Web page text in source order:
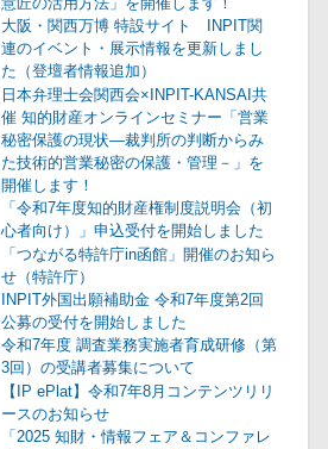
大阪・関西万博 特設サイト INPIT関
連のイベント・展示情報を更新しまし
た（登壇者情報追加）
日本弁理士会関西会×INPIT-KANSAI共
催 知的財産オンラインセミナー「営業
秘密保護の現状―裁判所の判断からみ
た技術的営業秘密の保護・管理－」を
開催します！
「令和7年度知的財産権制度説明会（初
心者向け）」申込受付を開始しました
「つながる特許庁in函館」開催のお知ら
せ（特許庁）
INPIT外国出願補助金 令和7年度第2回
公募の受付を開始しました
令和7年度 調査業務実施者育成研修（第
3回）の受講者募集について
【IP ePlat】令和7年8月コンテンツリリ
ースのお知らせ
「2025 知財・情報フェア＆コンファレ